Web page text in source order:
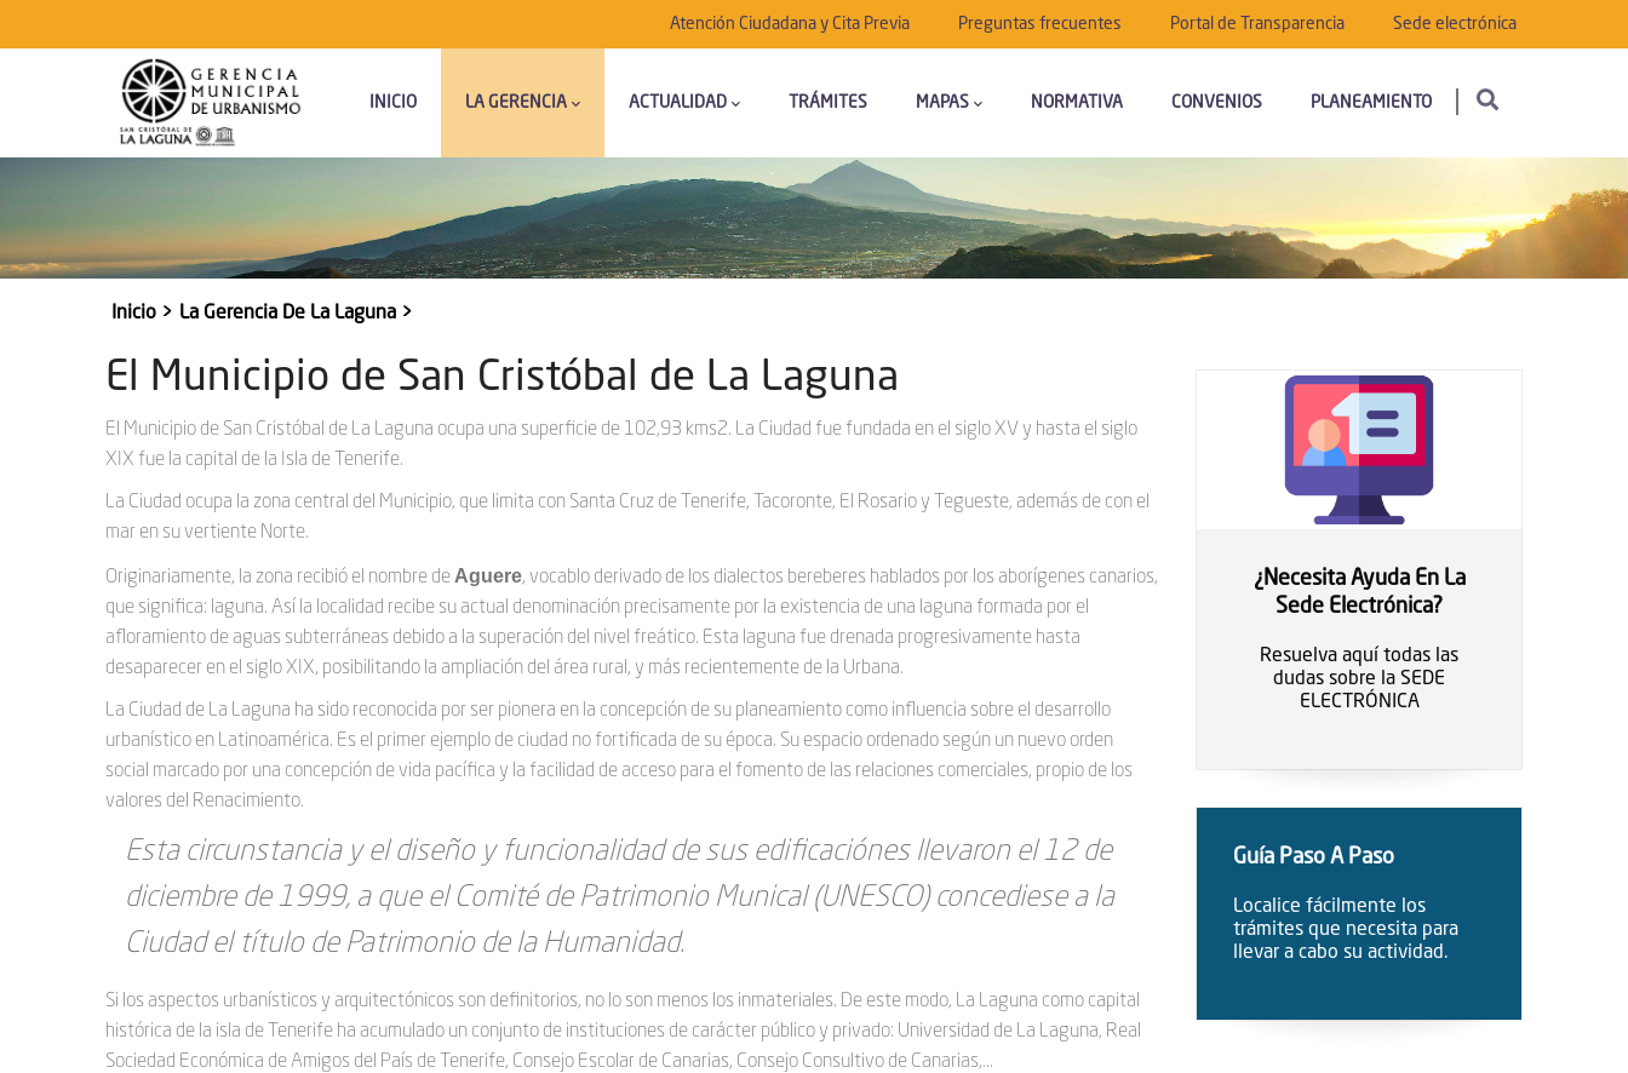
Submenú
Atención Ciudadana y Cita Previa Preguntas frecuentes Portal de Transparencia Sede electrónica
Principal
INICIO LA GERENCIA ACTUALIDAD TRÁMITES MAPAS NORMATIVA CONVENIOS PLANEAMIENTO
Sobrescribir
enlaces
de
ayuda
a
la
navegación
Inicio La Gerencia De La Laguna
El Municipio de San Cristóbal de La Laguna
El Municipio de San Cristóbal de La Laguna ocupa una superficie de 102,93 kms2. La Ciudad fue fundada en el siglo XV y hasta el siglo
XIX fue la capital de la Isla de Tenerife.
La Ciudad ocupa la zona central del Municipio, que limita con Santa Cruz de Tenerife, Tacoronte, El Rosario y Tegueste, además de con el
mar en su vertiente Norte.
Originariamente, la zona recibió el nombre de Aguere, vocablo derivado de los dialectos bereberes hablados por los aborígenes canarios,
que significa: laguna. Así la localidad recibe su actual denominación precisamente por la existencia de una laguna formada por el
afloramiento de aguas subterráneas debido a la superación del nivel freático. Esta laguna fue drenada progresivamente hasta
desaparecer en el siglo XIX, posibilitando la ampliación del área rural, y más recientemente de la Urbana.
La Ciudad de La Laguna ha sido reconocida por ser pionera en la concepción de su planeamiento como influencia sobre el desarrollo
urbanístico en Latinoamérica. Es el primer ejemplo de ciudad no fortificada de su época. Su espacio ordenado según un nuevo orden
social marcado por una concepción de vida pacífica y la facilidad de acceso para el fomento de las relaciones comerciales, propio de los
valores del Renacimiento.
Esta circunstancia y el diseño y funcionalidad de sus edificaciónes llevaron el 12 de
diciembre de 1999, a que el Comité de Patrimonio Munical (UNESCO) concediese a la
Ciudad el título de Patrimonio de la Humanidad.
Si los aspectos urbanísticos y arquitectónicos son definitorios, no lo son menos los inmateriales. De este modo, La Laguna como capital
histórica de la isla de Tenerife ha acumulado un conjunto de instituciones de carácter público y privado: Universidad de La Laguna, Real
Sociedad Económica de Amigos del País de Tenerife, Consejo Escolar de Canarias, Consejo Consultivo de Canarias,...
¿Necesita Ayuda En La
Sede Electrónica?
Resuelva aquí todas las
dudas sobre la SEDE
ELECTRÓNICA
Guía Paso A Paso
Localice fácilmente los
trámites que necesita para
llevar a cabo su actividad.